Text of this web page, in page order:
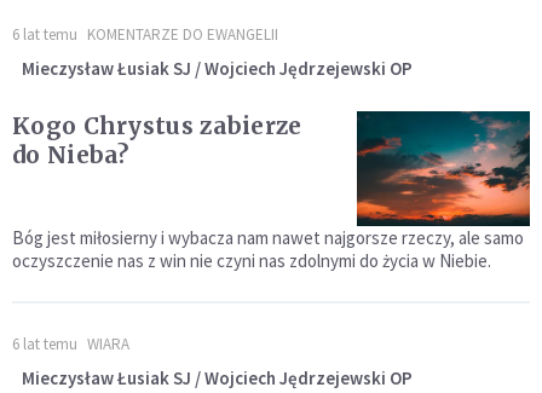
6 lat temu KOMENTARZE DO EWANGELII
Mieczysław Łusiak SJ / Wojciech Jędrzejewski OP
Kogo Chrystus zabierze
do Nieba?
Bóg jest miłosierny i wybacza nam nawet najgorsze rzeczy, ale samo
oczyszczenie nas z win nie czyni nas zdolnymi do życia w Niebie.
6 lat temu WIARA
Mieczysław Łusiak SJ / Wojciech Jędrzejewski OP